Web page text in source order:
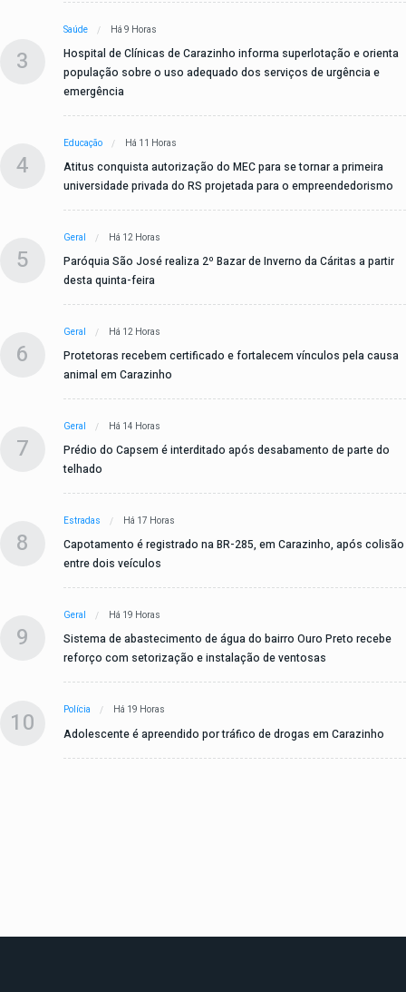
3
Saúde Há 9 Horas
Hospital de Clínicas de Carazinho informa superlotação e orienta
população sobre o uso adequado dos serviços de urgência e
emergência
4
Educação Há 11 Horas
Atitus conquista autorização do MEC para se tornar a primeira
universidade privada do RS projetada para o empreendedorismo
5
Geral Há 12 Horas
Paróquia São José realiza 2º Bazar de Inverno da Cáritas a partir
desta quinta-feira
6
Geral Há 12 Horas
Protetoras recebem certificado e fortalecem vínculos pela causa
animal em Carazinho
7
Geral Há 14 Horas
Prédio do Capsem é interditado após desabamento de parte do
telhado
8
Estradas Há 17 Horas
Capotamento é registrado na BR-285, em Carazinho, após colisão
entre dois veículos
9
Geral Há 19 Horas
Sistema de abastecimento de água do bairro Ouro Preto recebe
reforço com setorização e instalação de ventosas
10 Polícia Há 19 Horas
Adolescente é apreendido por tráfico de drogas em Carazinho